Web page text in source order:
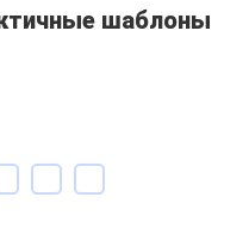
шаблоны